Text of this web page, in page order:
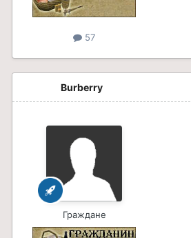
57
Burberry
Граждане